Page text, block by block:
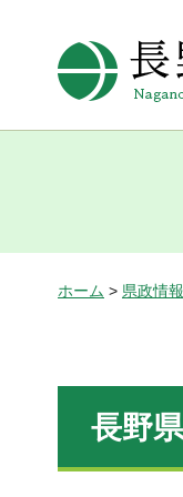
ホーム > 県政情
長野